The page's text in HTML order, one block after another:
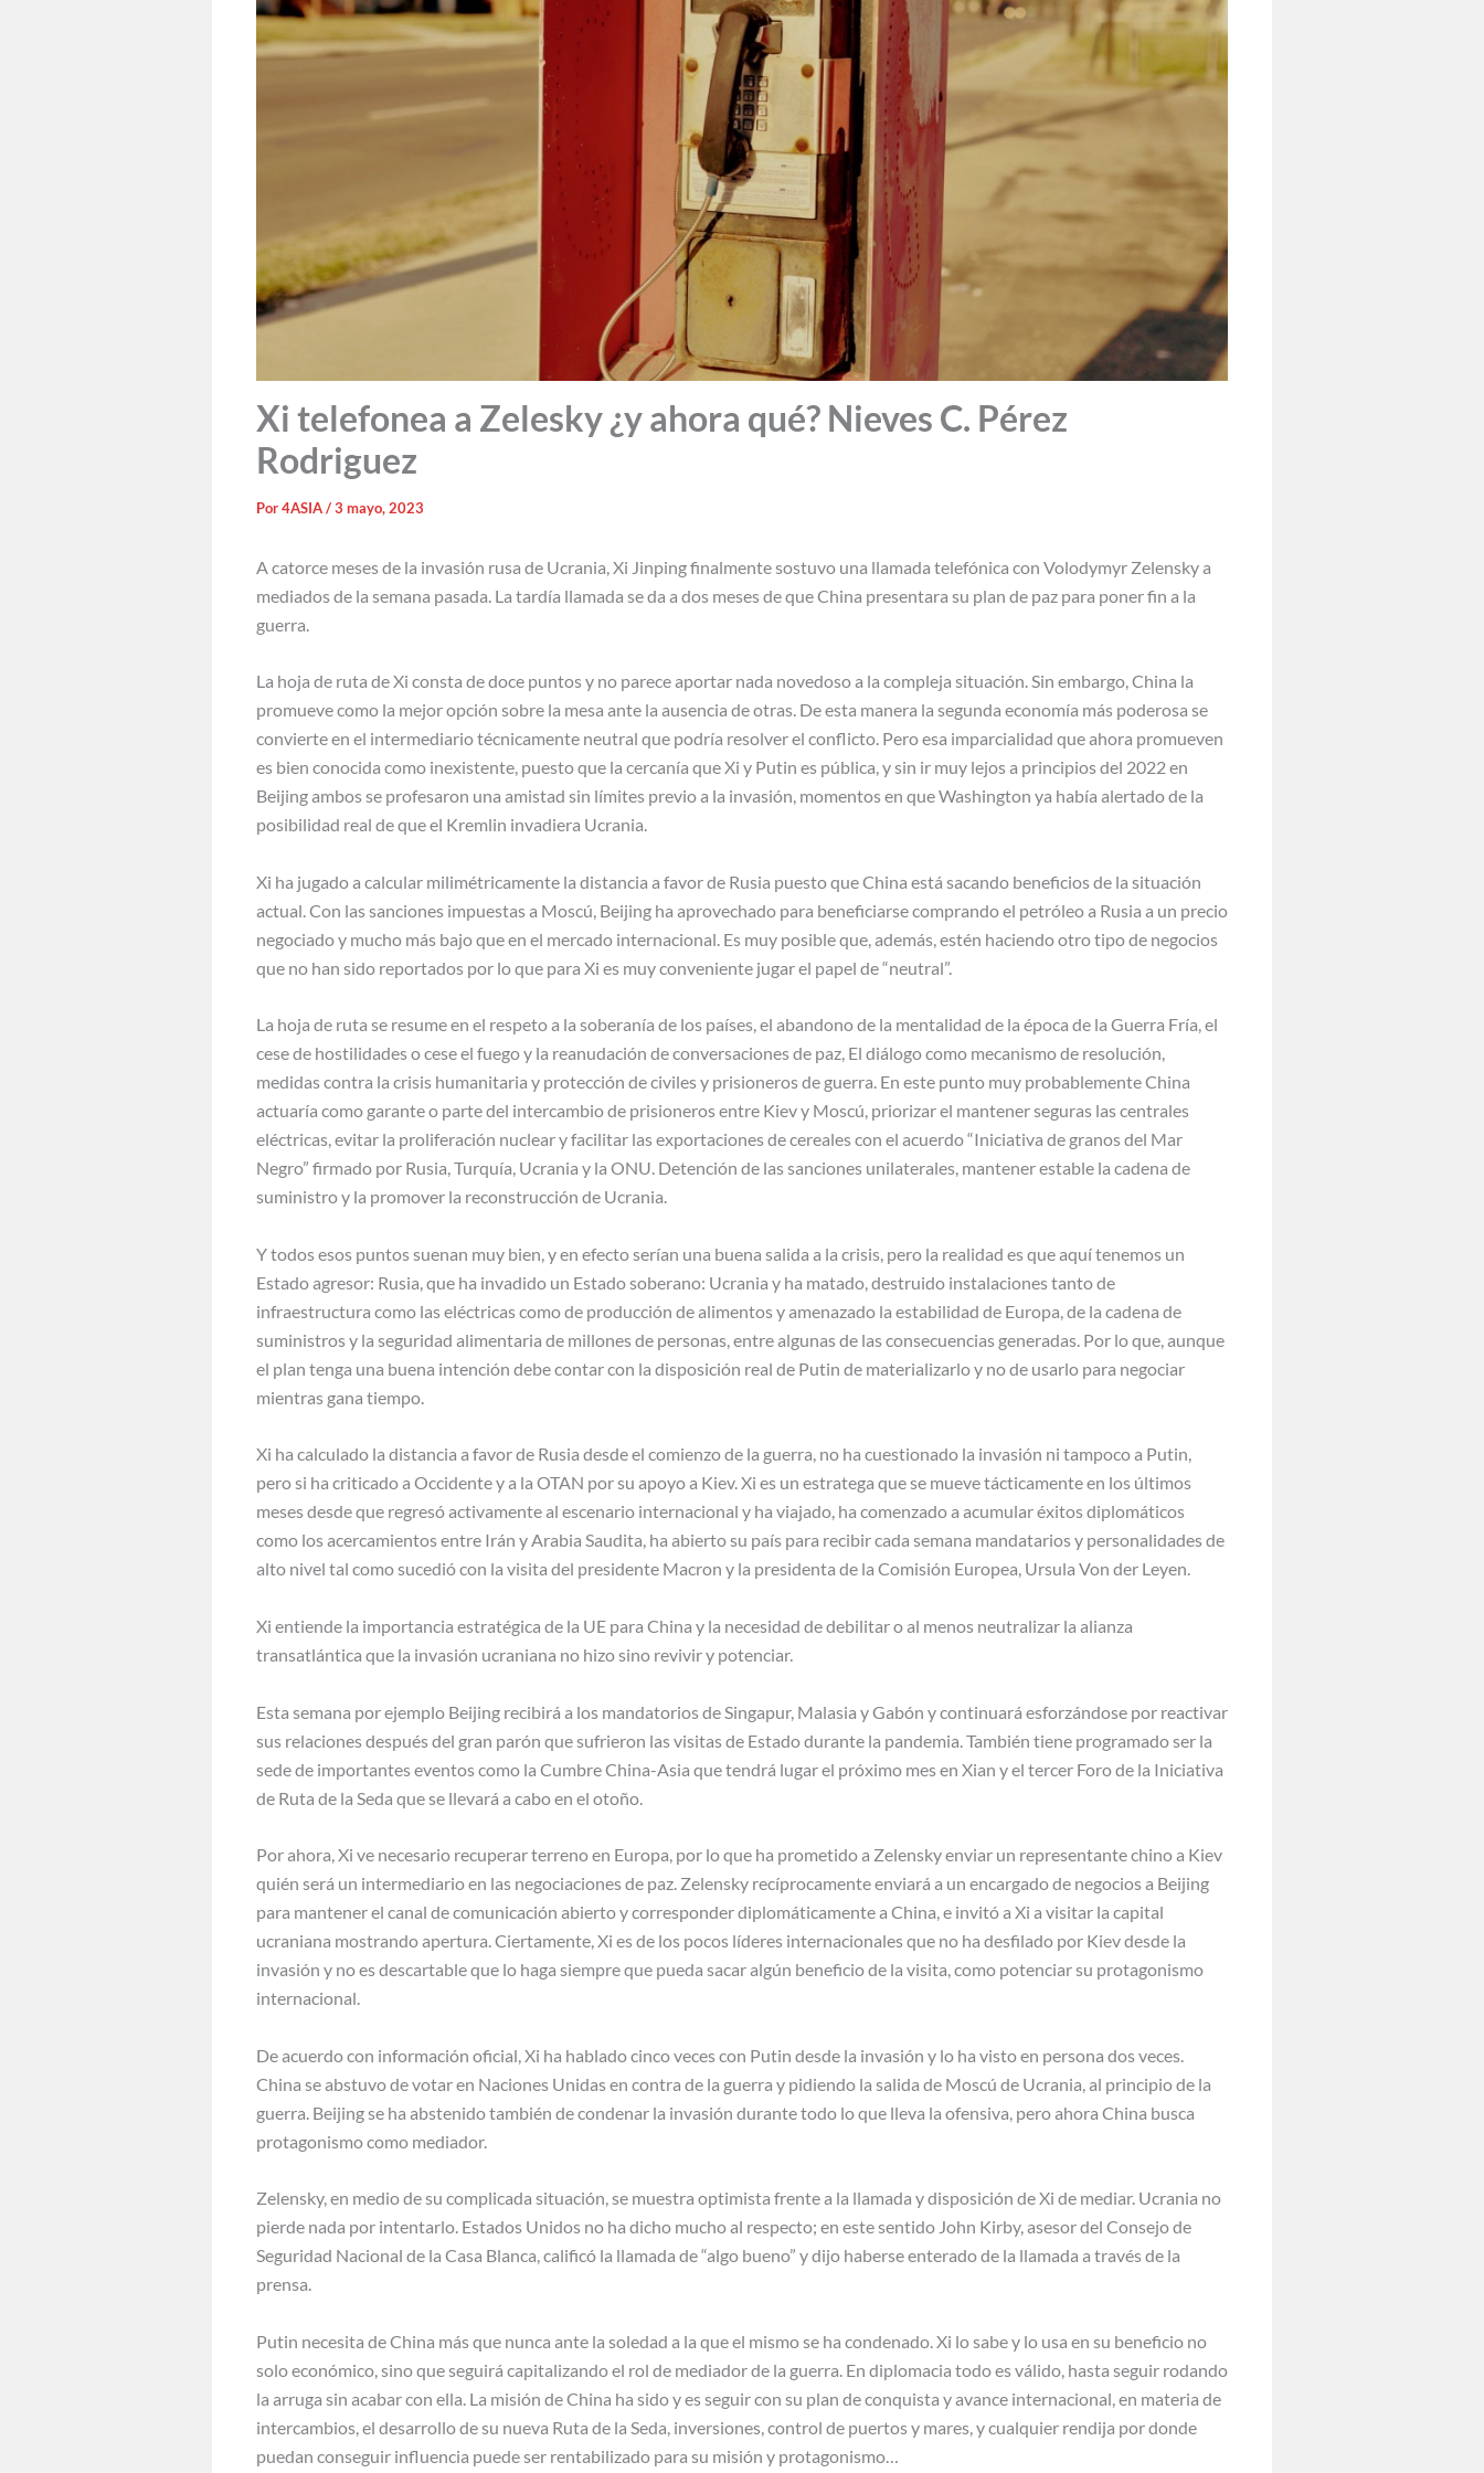
Xi telefonea a Zelesky ¿y ahora qué? Nieves C. Pérez
Rodriguez
Por4ASIA/3 mayo, 2023
A catorce meses de la invasión rusa de Ucrania, Xi Jinping finalmente sostuvo una llamada telefónica con Volodymyr Zelensky a
mediados de la semana pasada. La tardía llamada se da a dos meses de que China presentara su plan de paz para poner fin a la
guerra.
La hoja de ruta de Xi consta de doce puntos y no parece aportar nada novedoso a la compleja situación. Sin embargo, China la
promueve como la mejor opción sobre la mesa ante la ausencia de otras. De esta manera la segunda economía más poderosa se
convierte en el intermediario técnicamente neutral que podría resolver el conflicto. Pero esa imparcialidad que ahora promueven
es bien conocida como inexistente, puesto que la cercanía que Xi y Putin es pública, y sin ir muy lejos a principios del 2022 en
Beijing ambos se profesaron una amistad sin límites previo a la invasión, momentos en que Washington ya había alertado de la
posibilidad real de que el Kremlin invadiera Ucrania.
Xi ha jugado a calcular milimétricamente la distancia a favor de Rusia puesto que China está sacando beneficios de la situación
actual. Con las sanciones impuestas a Moscú, Beijing ha aprovechado para beneficiarse comprando el petróleo a Rusia a un precio
negociado y mucho más bajo que en el mercado internacional. Es muy posible que, además, estén haciendo otro tipo de negocios
que no han sido reportados por lo que para Xi es muy conveniente jugar el papel de “neutral”.
La hoja de ruta se resume en el respeto a la soberanía de los países, el abandono de la mentalidad de la época de la Guerra Fría, el
cese de hostilidades o cese el fuego y la reanudación de conversaciones de paz, El diálogo como mecanismo de resolución,
medidas contra la crisis humanitaria y protección de civiles y prisioneros de guerra. En este punto muy probablemente China
actuaría como garante o parte del intercambio de prisioneros entre Kiev y Moscú, priorizar el mantener seguras las centrales
eléctricas, evitar la proliferación nuclear y facilitar las exportaciones de cereales con el acuerdo “Iniciativa de granos del Mar
Negro” firmado por Rusia, Turquía, Ucrania y la ONU. Detención de las sanciones unilaterales, mantener estable la cadena de
suministro y la promover la reconstrucción de Ucrania.
Y todos esos puntos suenan muy bien, y en efecto serían una buena salida a la crisis, pero la realidad es que aquí tenemos un
Estado agresor: Rusia, que ha invadido un Estado soberano: Ucrania y ha matado, destruido instalaciones tanto de
infraestructura como las eléctricas como de producción de alimentos y amenazado la estabilidad de Europa, de la cadena de
suministros y la seguridad alimentaria de millones de personas, entre algunas de las consecuencias generadas. Por lo que, aunque
el plan tenga una buena intención debe contar con la disposición real de Putin de materializarlo y no de usarlo para negociar
mientras gana tiempo.
Xi ha calculado la distancia a favor de Rusia desde el comienzo de la guerra, no ha cuestionado la invasión ni tampoco a Putin,
pero si ha criticado a Occidente y a la OTAN por su apoyo a Kiev. Xi es un estratega que se mueve tácticamente en los últimos
meses desde que regresó activamente al escenario internacional y ha viajado, ha comenzado a acumular éxitos diplomáticos
como los acercamientos entre Irán y Arabia Saudita, ha abierto su país para recibir cada semana mandatarios y personalidades de
alto nivel tal como sucedió con la visita del presidente Macron y la presidenta de la Comisión Europea, Ursula Von der Leyen.
Xi entiende la importancia estratégica de la UE para China y la necesidad de debilitar o al menos neutralizar la alianza
transatlántica que la invasión ucraniana no hizo sino revivir y potenciar.
Esta semana por ejemplo Beijing recibirá a los mandatorios de Singapur, Malasia y Gabón y continuará esforzándose por reactivar
sus relaciones después del gran parón que sufrieron las visitas de Estado durante la pandemia. También tiene programado ser la
sede de importantes eventos como la Cumbre China-Asia que tendrá lugar el próximo mes en Xian y el tercer Foro de la Iniciativa
de Ruta de la Seda que se llevará a cabo en el otoño.
Por ahora, Xi ve necesario recuperar terreno en Europa, por lo que ha prometido a Zelensky enviar un representante chino a Kiev
quién será un intermediario en las negociaciones de paz. Zelensky recíprocamente enviará a un encargado de negocios a Beijing
para mantener el canal de comunicación abierto y corresponder diplomáticamente a China, e invitó a Xi a visitar la capital
ucraniana mostrando apertura. Ciertamente, Xi es de los pocos líderes internacionales que no ha desfilado por Kiev desde la
invasión y no es descartable que lo haga siempre que pueda sacar algún beneficio de la visita, como potenciar su protagonismo
internacional.
De acuerdo con información oficial, Xi ha hablado cinco veces con Putin desde la invasión y lo ha visto en persona dos veces.
China se abstuvo de votar en Naciones Unidas en contra de la guerra y pidiendo la salida de Moscú de Ucrania, al principio de la
guerra. Beijing se ha abstenido también de condenar la invasión durante todo lo que lleva la ofensiva, pero ahora China busca
protagonismo como mediador.
Zelensky, en medio de su complicada situación, se muestra optimista frente a la llamada y disposición de Xi de mediar. Ucrania no
pierde nada por intentarlo. Estados Unidos no ha dicho mucho al respecto; en este sentido John Kirby, asesor del Consejo de
Seguridad Nacional de la Casa Blanca, calificó la llamada de “algo bueno” y dijo haberse enterado de la llamada a través de la
prensa.
Putin necesita de China más que nunca ante la soledad a la que el mismo se ha condenado. Xi lo sabe y lo usa en su beneficio no
solo económico, sino que seguirá capitalizando el rol de mediador de la guerra. En diplomacia todo es válido, hasta seguir rodando
la arruga sin acabar con ella. La misión de China ha sido y es seguir con su plan de conquista y avance internacional, en materia de
intercambios, el desarrollo de su nueva Ruta de la Seda, inversiones, control de puertos y mares, y cualquier rendija por donde
puedan conseguir influencia puede ser rentabilizado para su misión y protagonismo…